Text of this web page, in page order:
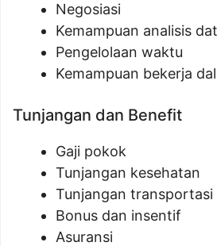
Negosiasi
Kemampuan analisis
Pengelolaan waktu
Kemampuan bekerja
Tunjangan dan Benefit
Gaji pokok
Tunjangan kesehatan
Tunjangan transportasi
Bonus dan insentif
Asuransi